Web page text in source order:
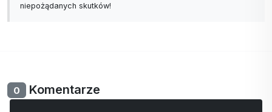
niepożądanych skutków!
0 Komentarze